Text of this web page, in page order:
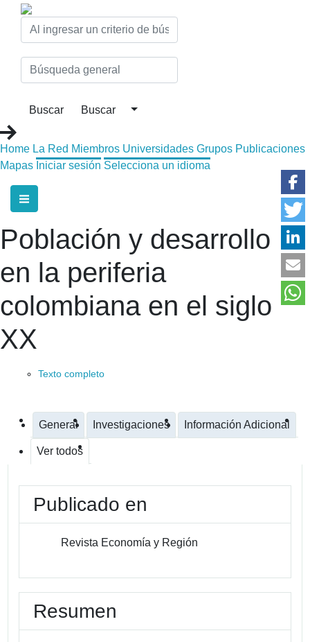
Home La Red Miembros Universidades Grupos Publicaciones
Mapas Iniciar sesión Selecciona un idioma
Población y desarrollo
en la periferia
colombiana en el siglo
XX
Texto completo
General Investigaciones Información Adicional
Ver todos
Publicado en
Revista Economía y Región
Resumen